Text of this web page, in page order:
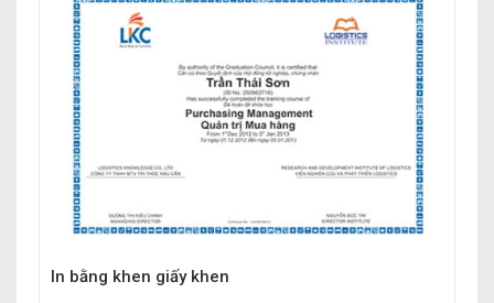
In bằng khen giấy khen